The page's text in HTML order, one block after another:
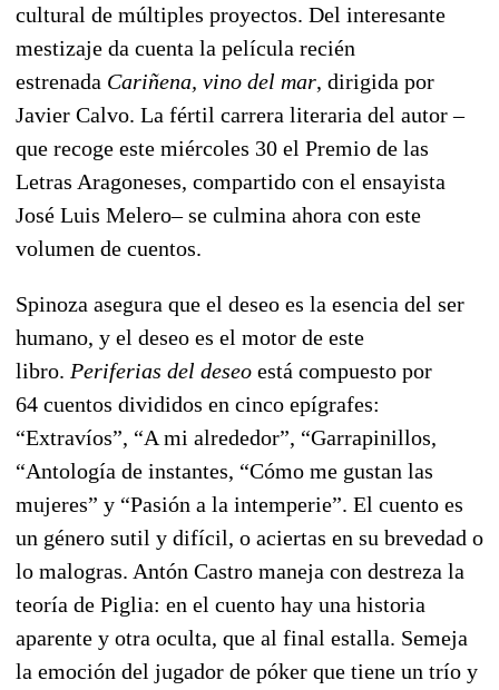
cultural de múltiples proyectos. Del interesante
mestizaje da cuenta la película recién
estrenada Cariñena, vino del mar, dirigida por
Javier Calvo. La fértil carrera literaria del autor –
que recoge este miércoles 30 el Premio de las
Letras Aragoneses, compartido con el ensayista
José Luis Melero– se culmina ahora con este
volumen de cuentos.
Spinoza asegura que el deseo es la esencia del ser
humano, y el deseo es el motor de este
libro. Periferias del deseo está compuesto por
64 cuentos divididos en cinco epígrafes:
“Extravíos”, “A mi alrededor”, “Garrapinillos,
“Antología de instantes, “Cómo me gustan las
mujeres” y “Pasión a la intemperie”. El cuento es
un género sutil y difícil, o aciertas en su brevedad o
lo malogras. Antón Castro maneja con destreza la
teoría de Piglia: en el cuento hay una historia
aparente y otra oculta, que al final estalla. Semeja
la emoción del jugador de póker que tiene un trío y